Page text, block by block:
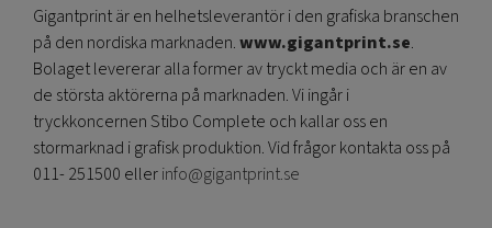
Gigantprint är en helhetsleverantör i den grafiska branschen
på den nordiska marknaden.www.gigantprint.se.
Bolaget levererar alla former av tryckt media och är en av
de största aktörerna på marknaden. Vi ingår i
tryckkoncernen Stibo Complete och kallar oss en
stormarknad i grafisk produktion. Vid frågor kontakta oss på
011- 251500 ellerinfo@gigantprint.se